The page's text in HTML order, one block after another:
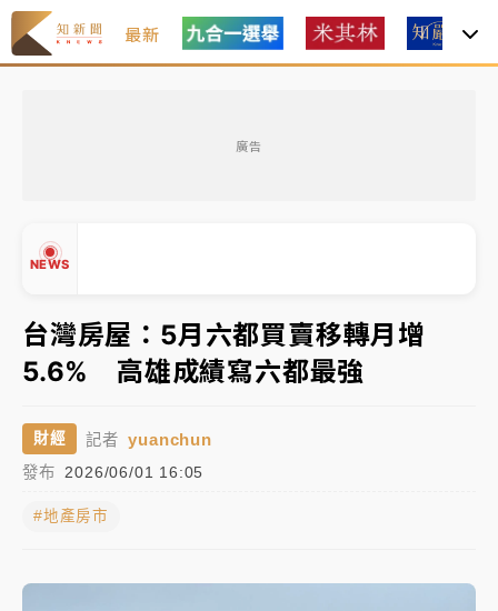
最新
廣告
NEWS
中信慈善基金會想增加董事人數！辜仲諒向法院聲請遭
駁 理由曝光
故宮《龍藏經》特展第2檔！今線上預約開賣一度塞車
周六起展出延長至晚上7時
台東農業處長涉圖利渡假村！東檢抗告成功 今重開羈
父親節泡湯了！中颱白海豚雨彈轟3天 「紅到發紫」降
雨熱區曝
台灣房屋：5月六都買賣移轉月增
5.6% 高雄成績寫六都最強
財經 記者 yuanchun
發布 2026/06/01 16:05
#地產房市